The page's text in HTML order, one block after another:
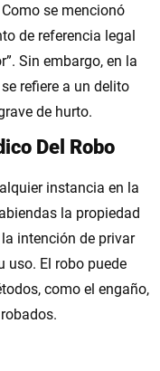
se mencionó
de referencia legal
Sin embargo, en la
refiere a un delito
de hurto.
Del Robo
instancia en la
la propiedad
intención de privar
uso. El robo puede
como el engaño,